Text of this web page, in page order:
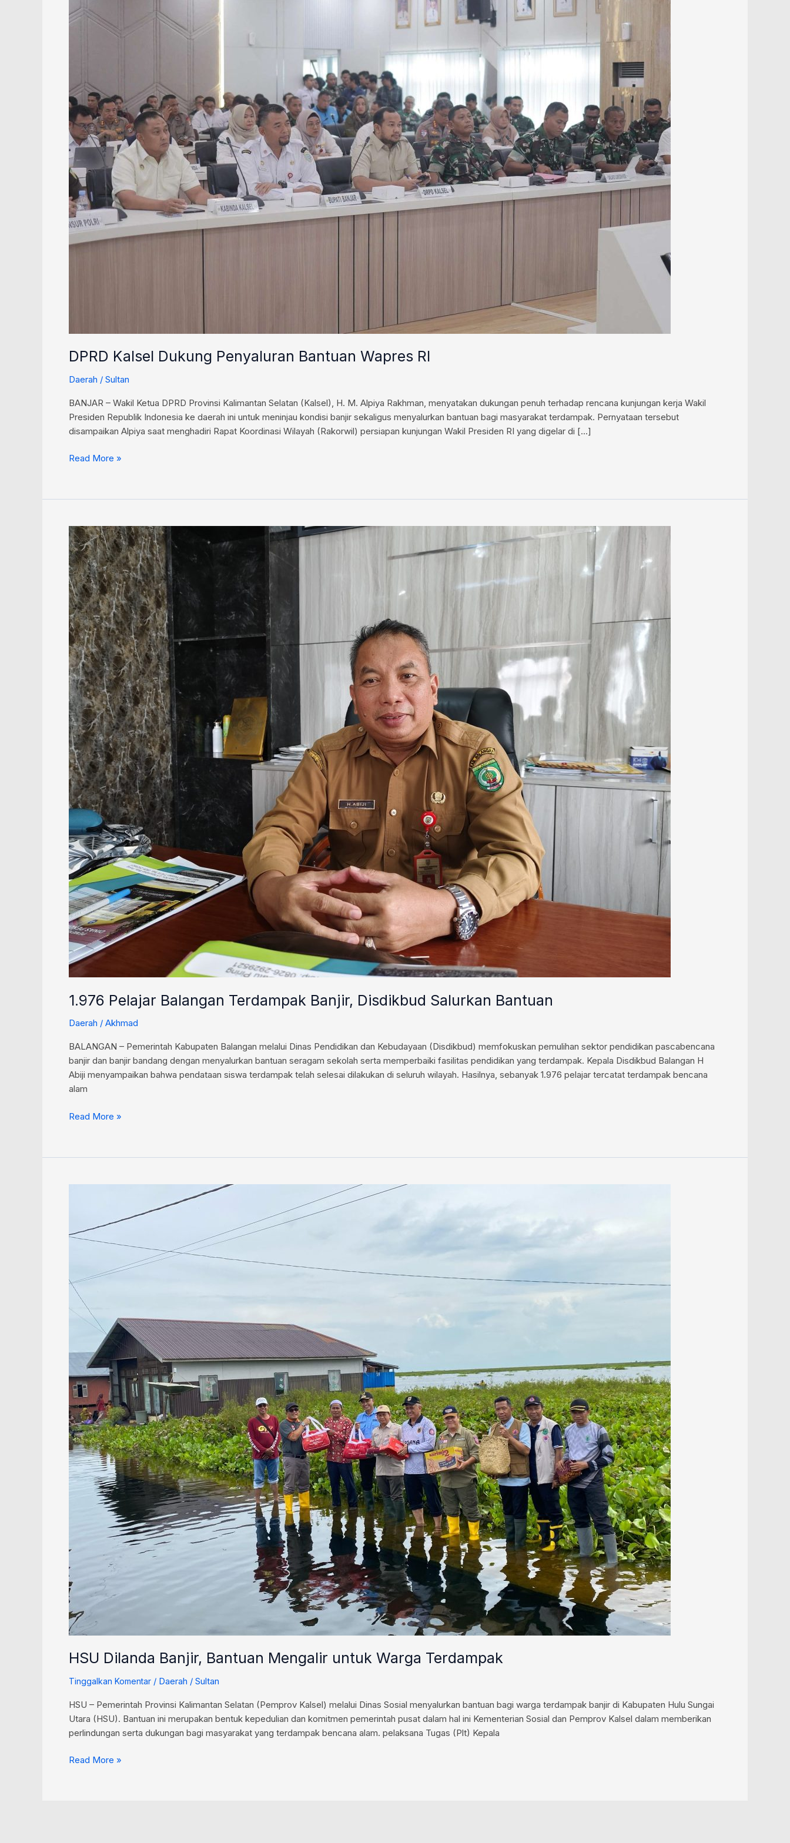
DPRD Kalsel Dukung Penyaluran Bantuan Wapres RI
Daerah / Sultan
BANJAR – Wakil Ketua DPRD Provinsi Kalimantan Selatan (Kalsel), H. M. Alpiya Rakhman, menyatakan dukungan penuh terhadap rencana kunjungan kerja Wakil
Presiden Republik Indonesia ke daerah ini untuk meninjau kondisi banjir sekaligus menyalurkan bantuan bagi masyarakat terdampak. Pernyataan tersebut
disampaikan Alpiya saat menghadiri Rapat Koordinasi Wilayah (Rakorwil) persiapan kunjungan Wakil Presiden RI yang digelar di […]
Wapres
RI
Read More »
1.976 Pelajar Balangan Terdampak Banjir, Disdikbud Salurkan Bantuan
Daerah / Akhmad
BALANGAN – Pemerintah Kabupaten Balangan melalui Dinas Pendidikan dan Kebudayaan (Disdikbud) memfokuskan pemulihan sektor pendidikan pascabencana
banjir dan banjir bandang dengan menyalurkan bantuan seragam sekolah serta memperbaiki fasilitas pendidikan yang terdampak. Kepala Disdikbud Balangan H
Abiji menyampaikan bahwa pendataan siswa terdampak telah selesai dilakukan di seluruh wilayah. Hasilnya, sebanyak 1.976 pelajar tercatat terdampak bencana
alam
1.976
Pelajar
Balangan
Terdampak
Banjir,
Disdikbud
Salurkan
Bantuan
Read More »
HSU Dilanda Banjir, Bantuan Mengalir untuk Warga Terdampak
Tinggalkan Komentar / Daerah / Sultan
HSU – Pemerintah Provinsi Kalimantan Selatan (Pemprov Kalsel) melalui Dinas Sosial menyalurkan bantuan bagi warga terdampak banjir di Kabupaten Hulu Sungai
Utara (HSU). Bantuan ini merupakan bentuk kepedulian dan komitmen pemerintah pusat dalam hal ini Kementerian Sosial dan Pemprov Kalsel dalam memberikan
perlindungan serta dukungan bagi masyarakat yang terdampak bencana alam. pelaksana Tugas (Plt) Kepala
Bantuan
Warga
Terdampak
Read More »